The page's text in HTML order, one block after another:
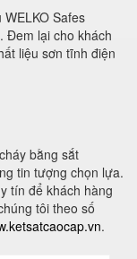
Safes
Đem lại cho khách
liệu sơn tĩnh điện
bằng sắt
tin tượng chọn lựa.
tín để khách hàng
tôi theo số
.